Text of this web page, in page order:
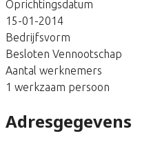
Oprichtingsdatum
15-01-2014
Bedrijfsvorm
Besloten Vennootschap
Aantal werknemers
1 werkzaam persoon
Adresgegevens